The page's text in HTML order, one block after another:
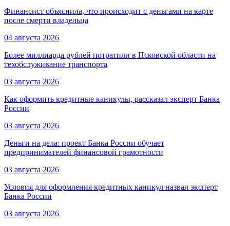
Финансист объяснила, что происходит с деньгами на карте
после смерти владельца
04 августа 2026
Более миллиарда рублей потратили в Псковской области на
техобслуживание транспорта
03 августа 2026
Как оформить кредитные каникулы, рассказал эксперт Банка
России
03 августа 2026
Деньги на дела: проект Банка России обучает
предпринимателей финансовой грамотности
03 августа 2026
Условия для оформления кредитных каникул назвал эксперт
Банка России
03 августа 2026